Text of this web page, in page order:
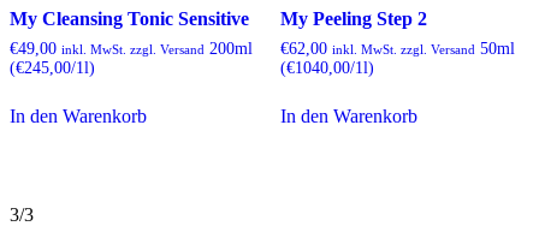
My Cleansing Tonic Sensitive
€49,00 inkl. MwSt. zzgl. Versand 200ml
(€245,00/1l)
In den Warenkorb
My Peeling Step 2
€62,00 inkl. MwSt. zzgl. Versand 50ml
(€1040,00/1l)
In den Warenkorb
3/3